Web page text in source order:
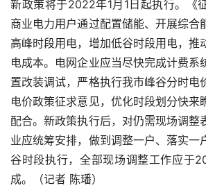
新政策将于2022年1月1日起执行。《
商业电力用户通过配置储能、开展综合
高峰时段用电，增加低谷时段用电，推
电成本。电网企业应当尽快完成计费系
置改装调试，严格执行我市峰谷分时电
电价政策征求意见，优化时段划分快来
配合。新政策执行后，对仍需现场调整
业应统筹安排，做到调整一户、落实一
谷时段执行，全部现场调整工作应于
成。（记者 陈璠）